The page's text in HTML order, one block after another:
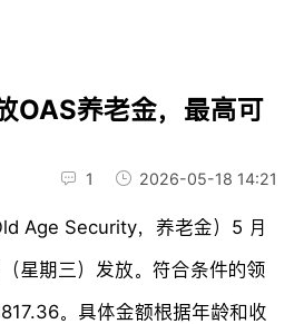
OAS养老金，最高可
1 2026-05-18 14:21
Age Security，养老金）5 月
星期三）发放。符合条件的领
。具体金额根据年龄和收